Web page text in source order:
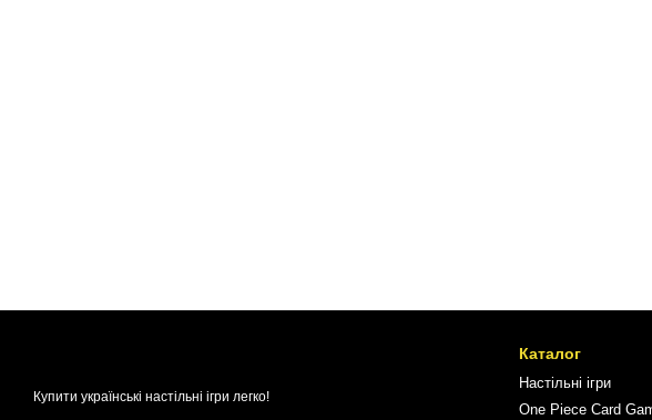
Купити українські настільні ігри легко!
Каталог
Настільні ігри
One Piece Card